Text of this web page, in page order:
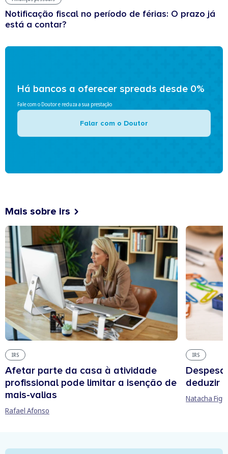
Notificação fiscal no período de férias: O prazo já
está a contar?
Há bancos a oferecer spreads desde 0%
Fale com o Doutor e reduza a sua prestação
Falar com o Doutor
Mais sobre irs
IRS
Afetar parte da casa à atividade
profissional pode limitar a isenção de
mais-valias
Rafael Afonso
IRS
deduzir
Natacha